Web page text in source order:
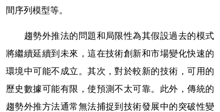
間序列模型等。
趨勢外推法的問題和局限性為其假設過去的模式
將繼續延續到未來，這在技術創新和市場變化快速的
環境中可能不成立。其次，對於較新的技術，可用的
歷史數據可能有限，使預測不太可靠。此外，傳統的
趨勢外推方法通常無法捕捉到技術發展中的突破性變